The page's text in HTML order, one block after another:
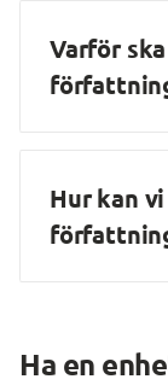
Varför
Hur kan
Ha en